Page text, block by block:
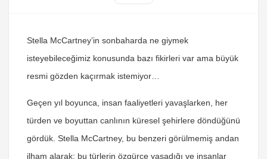
Stella McCartney’in sonbaharda ne giymek
isteyebileceğimiz konusunda bazı fikirleri var ama büyük
resmi gözden kaçırmak istemiyor…
Geçen yıl boyunca, insan faaliyetleri yavaşlarken, her
türden ve boyuttan canlının küresel şehirlere döndüğünü
gördük. Stella McCartney, bu benzeri görülmemiş andan
ilham alarak; bu türlerin özgürce yaşadığı ve insanlar